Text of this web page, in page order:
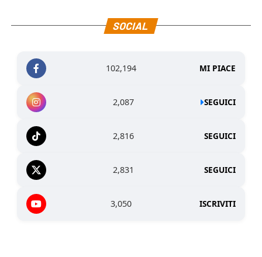
SOCIAL
102,194 MI PIACE
2,087 SEGUICI
2,816 SEGUICI
2,831 SEGUICI
3,050 ISCRIVITI